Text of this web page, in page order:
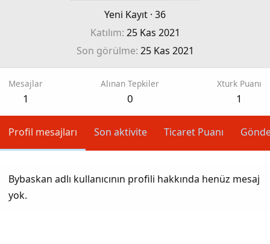
Yeni Kayıt · 36
Katılım 25 Kas 2021
Son görülme 25 Kas 2021
Mesajlar
1
Alınan Tepkiler
0
Xturk Puanı
1
Profil mesajları Son aktivite Ticaret Puanı
Bybaskan adlı kullanıcının profili hakkında henüz mesaj
yok.